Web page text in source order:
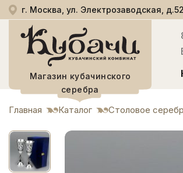
г. Москва, ул. Электрозаводская,
Магазин кубачинского
серебра
Главная Каталог Столовое